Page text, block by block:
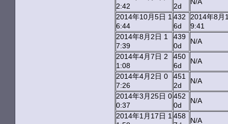
2:42
2d
N/A
2014年10月5日 1
6:44
432
6d
2014年8月
9:41
2014年8月2日 1
7:39
439
0d
N/A
2014年4月7日 2
1:08
450
6d
N/A
2014年4月2日 0
7:26
451
2d
N/A
2014年3月25日 0
0:37
452
0d
N/A
2014年1月17日 1 458
N/A